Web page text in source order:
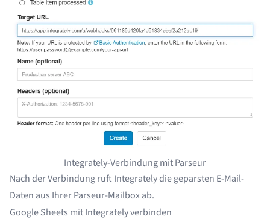
Integrately-Verbindung mit Parseur
Nach der Verbindung ruft Integrately die geparsten E-Mail-
Daten aus Ihrer Parseur-Mailbox ab.
Google Sheets mit Integrately verbinden